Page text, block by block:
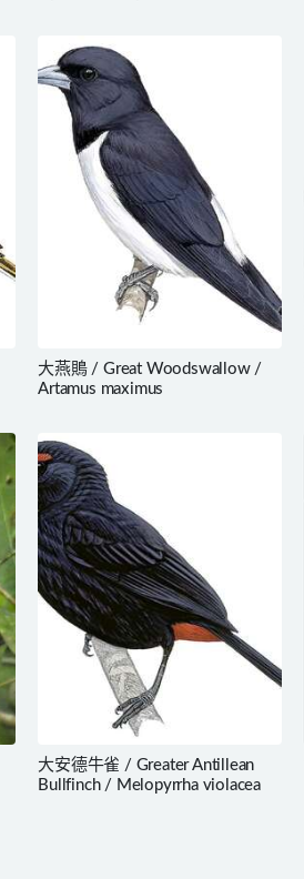
大燕鵙 / Great Woodswallow /
Artamus maximus
大安德牛雀 / Greater Antillean
Bullfinch / Melopyrrha violacea